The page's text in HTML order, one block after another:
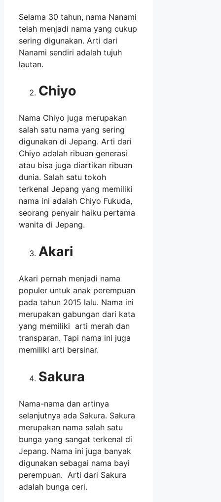
Selama 30 tahun, nama Nanami
telah menjadi nama yang cukup
sering digunakan. Arti dari
Nanami sendiri adalah tujuh
lautan.
Chiyo
Nama Chiyo juga merupakan
salah satu nama yang sering
digunakan di Jepang. Arti dari
Chiyo adalah ribuan generasi
atau bisa juga diartikan ribuan
dunia. Salah satu tokoh
terkenal Jepang yang memiliki
nama ini adalah Chiyo Fukuda,
seorang penyair haiku pertama
wanita di Jepang.
Akari
Akari pernah menjadi nama
populer untuk anak perempuan
pada tahun 2015 lalu. Nama ini
merupakan gabungan dari kata
yang memiliki arti merah dan
transparan. Tapi nama ini juga
memiliki arti bersinar.
Sakura
Nama-nama dan artinya
selanjutnya ada Sakura. Sakura
merupakan nama salah satu
bunga yang sangat terkenal di
Jepang. Nama ini juga banyak
digunakan sebagai nama bayi
perempuan. Arti dari Sakura
adalah bunga ceri.